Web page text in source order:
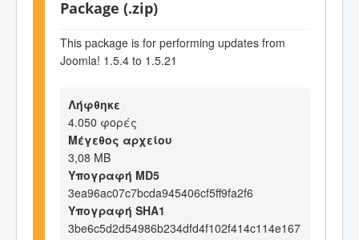
Package (.zip)
This package is for performing updates from
Joomla! 1.5.4 to 1.5.21
Λήφθηκε
4.050 φορές
Μέγεθος αρχείου
3,08 MB
Υπογραφή MD5
3ea96ac07c7bcda945406cf5ff9fa2f6
Υπογραφή SHA1
3be6c5d2d54986b234dfd4f102f414c114e167